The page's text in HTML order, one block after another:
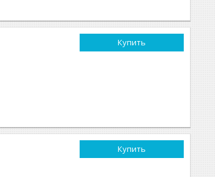
Купить
Купить